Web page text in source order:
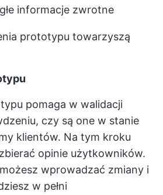
informacje zwrotne
prototypu towarzyszą
pomaga w walidacji
czy są one w stanie
klientów. Na tym kroku
opinie użytkowników.
wprowadzać zmiany i
w pełni